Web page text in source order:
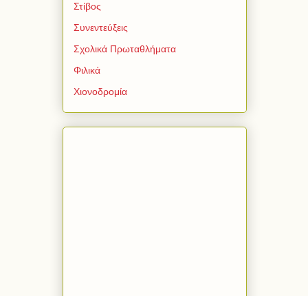
Στίβος
Συνεντεύξεις
Σχολικά Πρωταθλήματα
Φιλικά
Χιονοδρομία